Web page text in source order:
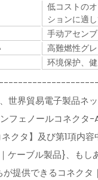
低コストの
ションに適
手动アセン
高難燃性グ
环境保护、
子製品ネットワ
フェノールコネクタ
タ】及び第1項内
ケーブル製品}、も
提供できるコネク